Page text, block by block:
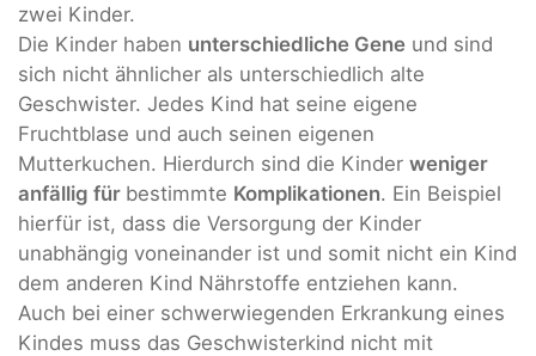
zwei Kinder.
Die Kinder haben unterschiedliche Gene und sind
sich nicht ähnlicher als unterschiedlich alte
Geschwister. Jedes Kind hat seine eigene
Fruchtblase und auch seinen eigenen
Mutterkuchen. Hierdurch sind die Kinder weniger
anfällig für bestimmte Komplikationen. Ein Beispiel
hierfür ist, dass die Versorgung der Kinder
unabhängig voneinander ist und somit nicht ein Kind
dem anderen Kind Nährstoffe entziehen kann.
Auch bei einer schwerwiegenden Erkrankung eines
Kindes muss das Geschwisterkind nicht mit